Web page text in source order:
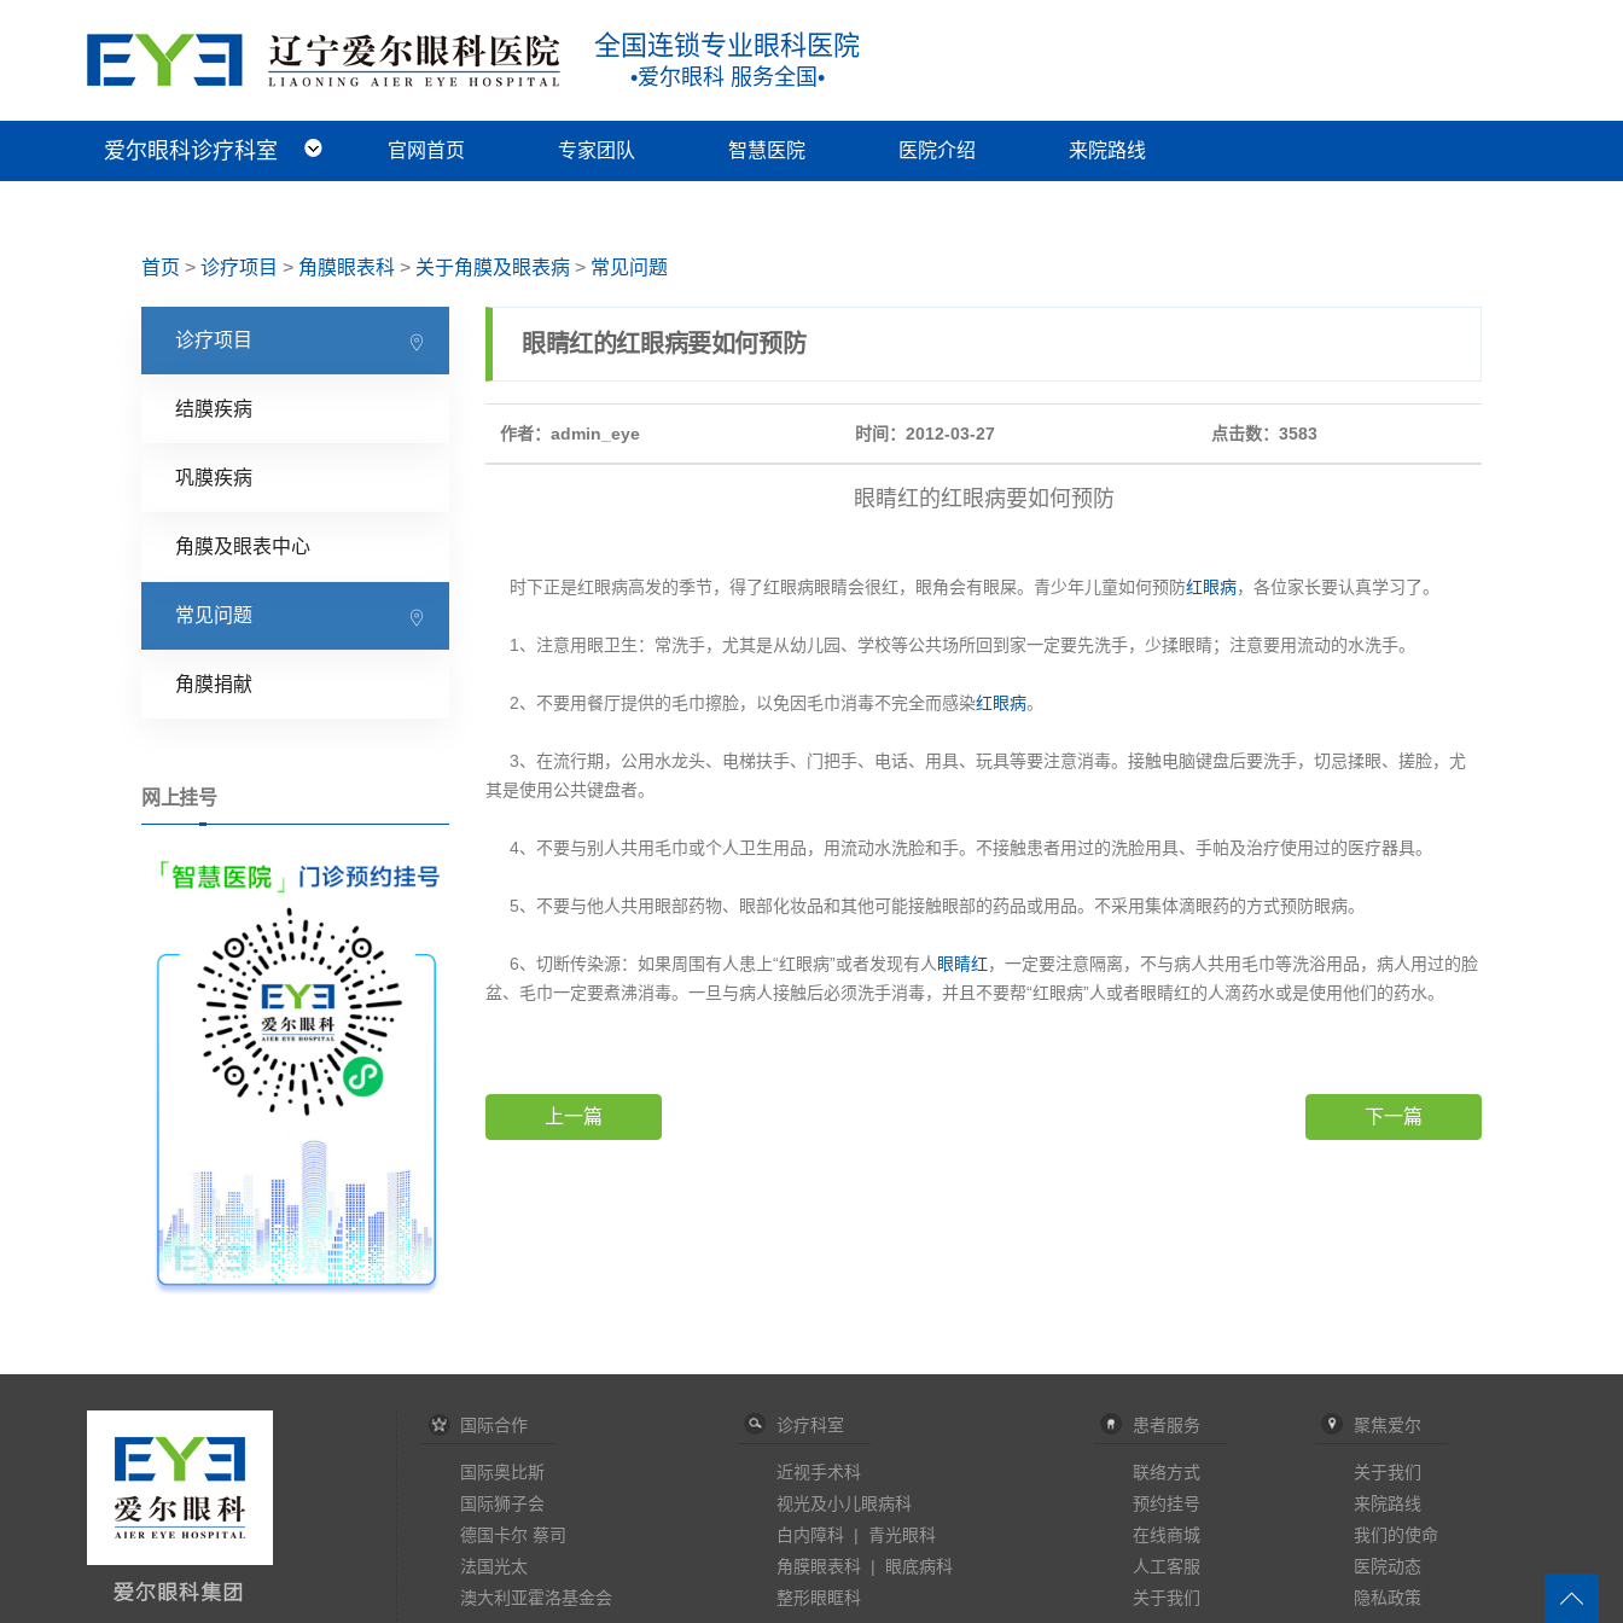
全国连锁专业眼科医院
•爱尔眼科 服务全国•
爱尔眼科诊疗科室
近视手术科
视光及小儿眼病科
白内障科
青光眼科
角膜眼表科
整形眼眶科
眼底病科
中医眼科 官网首页 专家团队 智慧医院 医院介绍 来院路线
首页 > 诊疗项目 > 角膜眼表科 > 关于角膜及眼表病 > 常见问题
诊疗项目
结膜疾病
巩膜疾病
角膜及眼表中心
常见问题
角膜捐献
网上挂号
眼睛红的红眼病要如何预防
作者：admin_eye 时间：2012-03-27 点击数： 3583
眼睛红的红眼病要如何预防
时下正是红眼病高发的季节，得了红眼病眼睛会很红，眼角会有眼屎。青少年儿童如何预防红眼病，各位家长要认真学习了。
1、注意用眼卫生：常洗手，尤其是从幼儿园、学校等公共场所回到家一定要先洗手，少揉眼睛；注意要用流动的水洗手。
2、不要用餐厅提供的毛巾擦脸，以免因毛巾消毒不完全而感染红眼病。
3、在流行期，公用水龙头、电梯扶手、门把手、电话、用具、玩具等要注意消毒。接触电脑键盘后要洗手，切忌揉眼、搓脸，尤
其是使用公共键盘者。
4、不要与别人共用毛巾或个人卫生用品，用流动水洗脸和手。不接触患者用过的洗脸用具、手帕及治疗使用过的医疗器具。
5、不要与他人共用眼部药物、眼部化妆品和其他可能接触眼部的药品或用品。不采用集体滴眼药的方式预防眼病。
6、切断传染源：如果周围有人患上“红眼病”或者发现有人 眼睛红，一定要注意隔离，不与病人共用毛巾等洗浴用品，病人用过的脸
盆、毛巾一定要煮沸消毒。一旦与病人接触后必须洗手消毒，并且不要帮“红眼病”人或者眼睛红的人滴药水或是使用他们的药水。
上一篇 下一篇
国际合作
国际奥比斯
国际狮子会
德国卡尔 蔡司
法国光太
澳大利亚霍洛基金会
诊疗科室
近视手术科
视光及小儿眼病科
白内障科 | 青光眼科
角膜眼表科 |
眼底病科
整形眼眶科
患者服务
联络方式
预约挂号
在线商城
人工客服
关于我们
聚焦爱尔
关于我们
来院路线
我们的使命
医院动态
隐私政策